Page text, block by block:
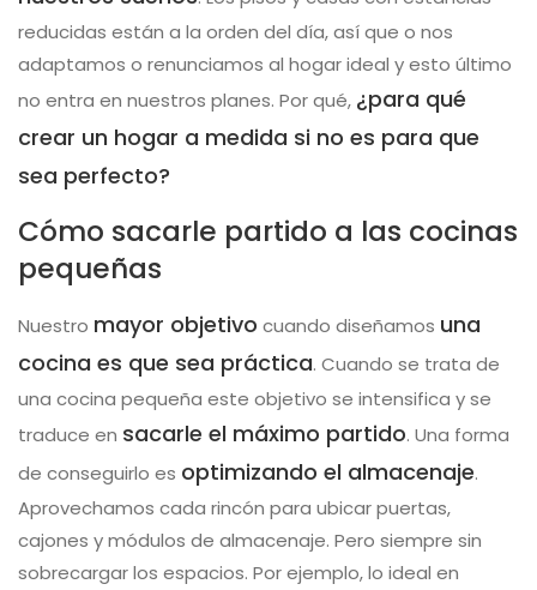
reducidas están a la orden del día, así que o nos
adaptamos o renunciamos al hogar ideal y esto último
no entra en nuestros planes. Por qué, ¿para qué
crear un hogar a medida si no es para que
sea perfecto?
Cómo sacarle partido a las cocinas
pequeñas
Nuestro mayor objetivo cuando diseñamos una
cocina es que sea práctica. Cuando se trata de
una cocina pequeña este objetivo se intensifica y se
traduce en sacarle el máximo partido. Una forma
de conseguirlo es optimizando el almacenaje.
Aprovechamos cada rincón para ubicar puertas,
cajones y módulos de almacenaje. Pero siempre sin
sobrecargar los espacios. Por ejemplo, lo ideal en